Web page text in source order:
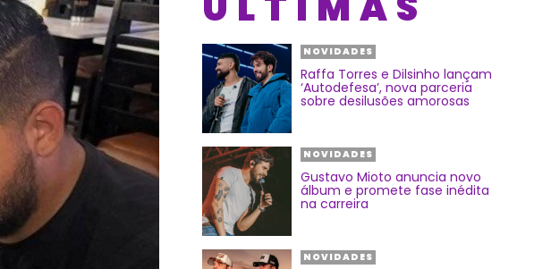
NOVIDADES
Raffa Torres e Dilsinho lançam
‘Autodefesa’, nova parceria
sobre desilusões amorosas
NOVIDADES
Gustavo Mioto anuncia novo
álbum e promete fase inédita
na carreira
NOVIDADES